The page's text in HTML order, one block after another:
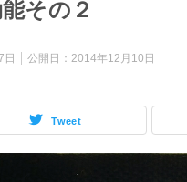
その２
公開日： 2014年12月10日
Tweet